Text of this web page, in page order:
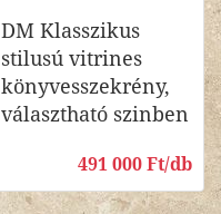
DM Klasszikus
stilusú vitrines
könyvesszekrény,
választható szinben
491 000 Ft/db